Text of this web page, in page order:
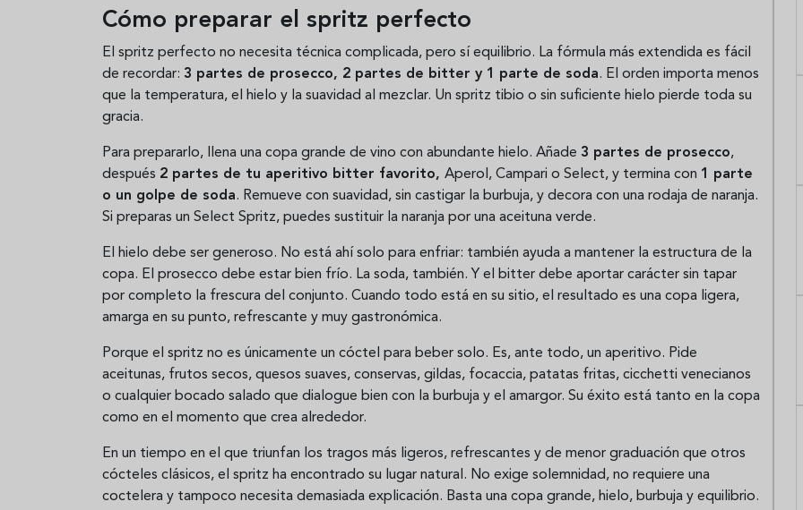
Cómo preparar el spritz perfecto
El spritz perfecto no necesita técnica complicada, pero sí equilibrio. La fórmula más extendida es fácil
de recordar: 3 partes de prosecco, 2 partes de bitter y 1 parte de soda. El orden importa menos
que la temperatura, el hielo y la suavidad al mezclar. Un spritz tibio o sin suficiente hielo pierde toda su
gracia.
Para prepararlo, llena una copa grande de vino con abundante hielo. Añade 3 partes de prosecco,
después 2 partes de tu aperitivo bitter favorito, Aperol, Campari o Select, y termina con 1 parte
o un golpe de soda. Remueve con suavidad, sin castigar la burbuja, y decora con una rodaja de naranja.
Si preparas un Select Spritz, puedes sustituir la naranja por una aceituna verde.
El hielo debe ser generoso. No está ahí solo para enfriar: también ayuda a mantener la estructura de la
copa. El prosecco debe estar bien frío. La soda, también. Y el bitter debe aportar carácter sin tapar
por completo la frescura del conjunto. Cuando todo está en su sitio, el resultado es una copa ligera,
amarga en su punto, refrescante y muy gastronómica.
Porque el spritz no es únicamente un cóctel para beber solo. Es, ante todo, un aperitivo. Pide
aceitunas, frutos secos, quesos suaves, conservas, gildas, focaccia, patatas fritas, cicchetti venecianos
o cualquier bocado salado que dialogue bien con la burbuja y el amargor. Su éxito está tanto en la copa
como en el momento que crea alrededor.
En un tiempo en el que triunfan los tragos más ligeros, refrescantes y de menor graduación que otros
cócteles clásicos, el spritz ha encontrado su lugar natural. No exige solemnidad, no requiere una
coctelera y tampoco necesita demasiada explicación. Basta una copa grande, hielo, burbuja y equilibrio.